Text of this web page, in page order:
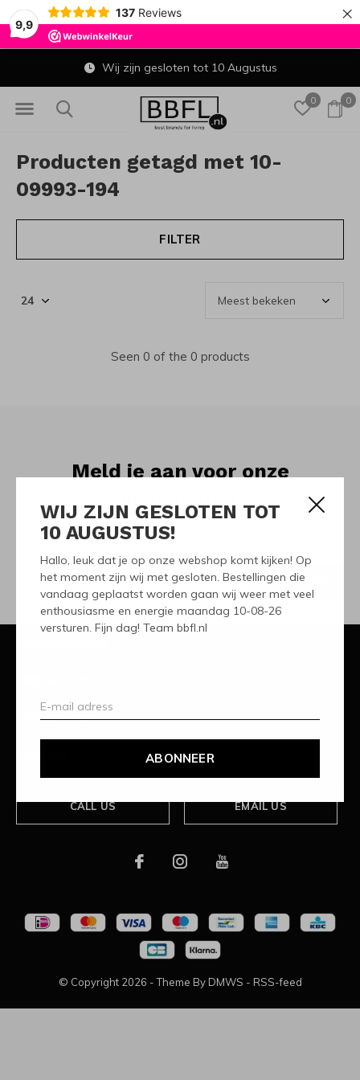
9,9
137 Reviews ×
WIJ ZIJN GESLOTEN TOT
10 AUGUSTUS!
Hallo, leuk dat je op onze webshop komt kijken! Op
het moment zijn wij met gesloten. Bestellingen die
vandaag geplaatst worden gaan wij weer met veel
enthousiasme en energie maandag 10-08-26
versturen. Fijn dag! Team bbfl.nl
ABONNEER
0 0
Wij zijn gesloten tot 10 Augustus
Producten getagd met 10-
09993-194
FILTER
Seen 0 of the 0 products
Meld je aan voor onze
Ontvang de nieuwste aanbiedingen en promoties
ABONNEER
Categorieën
CALL US EMAIL US
© Copyright 2026 - Theme By DMWS - RSS-feed